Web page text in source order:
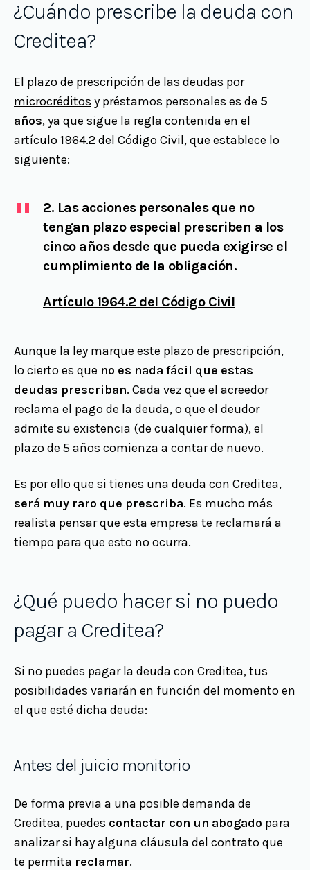
¿Cuándo prescribe la deuda con
Creditea?
El plazo de prescripción de las deudas por
microcréditos y préstamos personales es de 5
años, ya que sigue la regla contenida en el
artículo 1964.2 del Código Civil, que establece lo
siguiente:
2. Las acciones personales que no
tengan plazo especial prescriben a los
cinco años desde que pueda exigirse el
cumplimiento de la obligación.
Artículo 1964.2 del Código Civil
Aunque la ley marque este plazo de prescripción,
lo cierto es que no es nada fácil que estas
deudas prescriban. Cada vez que el acreedor
reclama el pago de la deuda, o que el deudor
admite su existencia (de cualquier forma), el
plazo de 5 años comienza a contar de nuevo.
Es por ello que si tienes una deuda con Creditea,
será muy raro que prescriba. Es mucho más
realista pensar que esta empresa te reclamará a
tiempo para que esto no ocurra.
¿Qué puedo hacer si no puedo
pagar a Creditea?
Si no puedes pagar la deuda con Creditea, tus
posibilidades variarán en función del momento en
el que esté dicha deuda:
Antes del juicio monitorio
De forma previa a una posible demanda de
Creditea, puedes contactar con un abogado para
analizar si hay alguna cláusula del contrato que
te permita reclamar.